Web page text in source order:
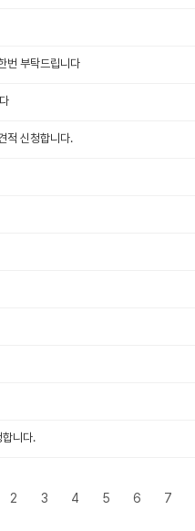
번 부탁드립니다
적 신청합니다.
니다.
2 3 4 5 6 7